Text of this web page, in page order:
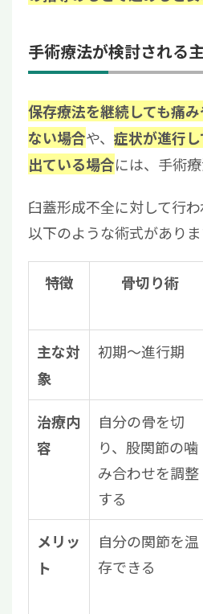
手術療法が検討される
保存療法を継続しても痛
ない場合や、 症状が進行
出ている場合には、手術
臼蓋形成不全に対して行わ
以下のような術式がありま
特徴 骨切り術
主な対
象
初期〜進行期
治療内
容
自分の骨を切
り、股関節の噛
み合わせを調整
する
メリッ
ト
自分の関節を温
存できる